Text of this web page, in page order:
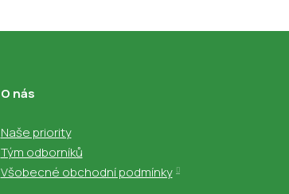
O nás
Naše priority
Tým odborníků
Všobecné obchodní podmínky